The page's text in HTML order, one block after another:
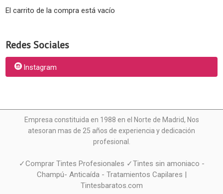
El carrito de la compra está vacío
Redes Sociales
Instagram
Empresa constituida en 1988 en el Norte de Madrid, Nos
atesoran mas de 25 años de experiencia y dedicación
profesional.
✓Comprar Tintes Profesionales ✓Tintes sin amoniaco -
Champú- Anticaída - Tratamientos Capilares |
Tintesbaratos.com